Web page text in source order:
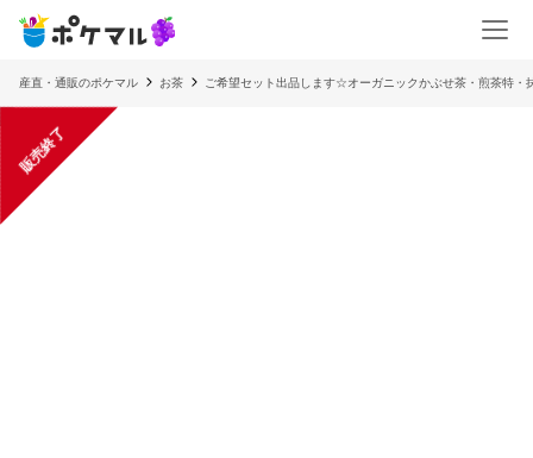
産直・通販のポケマル お茶 ご希望セット出品します☆オーガニックかぶせ茶・煎茶特・
販売終了